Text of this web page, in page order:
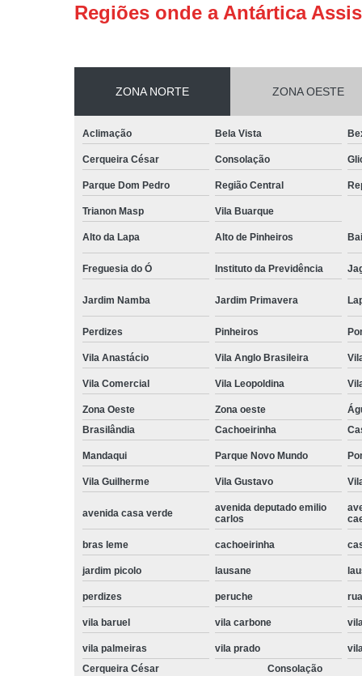
Regiões onde a Antártica
ZONA NORTE ZONA OESTE
Aclimação Bela Vista
Cerqueira César Consolação
Parque Dom Pedro Região Central
Trianon Masp Vila Buarque
Alto da Lapa Alto de Pinheiros
Freguesia do Ó Instituto da Previdência
Jardim Namba Jardim Primavera
Perdizes Pinheiros
Vila Anastácio Vila Anglo Brasileira
Vila Comercial Vila Leopoldina
Zona Oeste Zona oeste
Brasilândia
Cachoeirinha
Mandaqui Parque Novo Mundo
Vila Guilherme Vila Gustavo
avenida casa verde
avenida deputado emilio
carlos
bras leme cachoeirinha
jardim picolo lausane
perdizes peruche
vila baruel vila carbone
vila palmeiras vila prado
Cerqueira César
Consolação